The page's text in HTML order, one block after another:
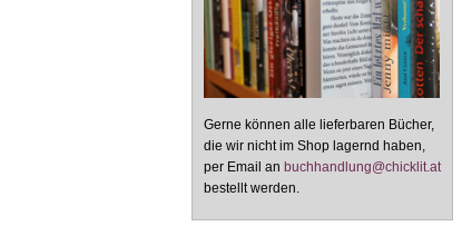
Gerne können alle lieferbaren Bücher,
die wir nicht im Shop lagernd haben,
per Email an buchhandlung@chicklit.at
bestellt werden.